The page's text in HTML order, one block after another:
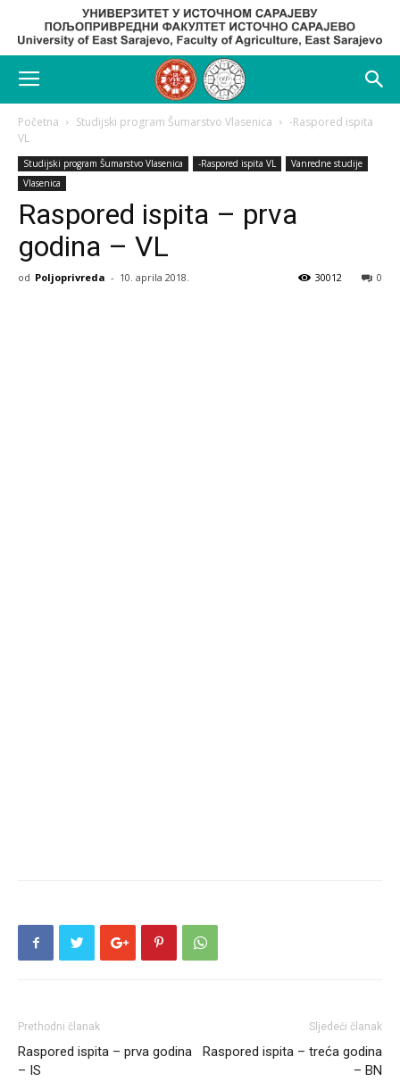
Početna Studijski program Šumarstvo Vlasenica
-Raspored ispita
VL
Studijski program Šumarstvo Vlasenica -Raspored ispita VL
Vanredne studije
Vlasenica
Raspored ispita – prva
godina – VL
od Poljoprivreda - 10. aprila 2018. 0
30012
Prethodni članak
Raspored ispita – prva godina
– IS
Sljedeći članak
Raspored ispita – treća godina
– BN